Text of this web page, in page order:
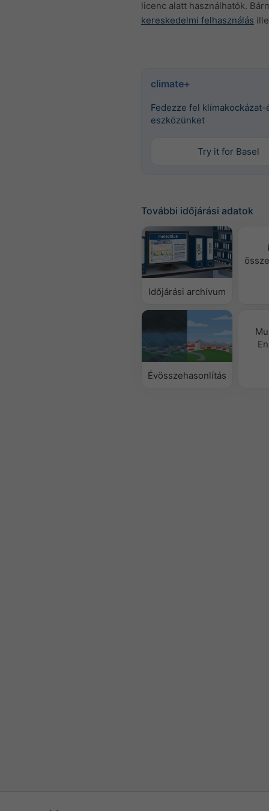
licenc alatt használhatók.
kereskedelmi felhasználás
climate+
Fedezze fel
eszközünket
Try it for Basel
További időjárási adatok
Időjárási archívum
Évösszehasonlítás